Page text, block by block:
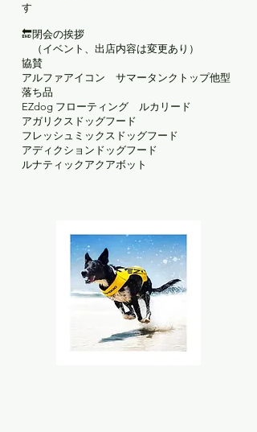
す
🔚閉会の挨拶
（イベント、出店内容は変更あり）
協賛
アルファアイコン サマータンクトップ他型
落ち品
EZdog フローティング ルカリード
アガリクスドッグフード
フレッシュミックスドッグフード
アディクションドッグフード
ルナティックアクアボット